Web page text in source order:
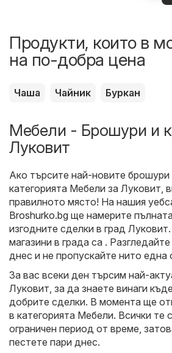
Продукти, които в
на по-добра цена
Чаша Чайник Буркан
Мебели - Брошури и
Луковит
Ако търсите най-новите брошури
категорията Мебели за Луковит,
правилното място! На нашия
Broshurko.bg ще намерите
изгодните сделки в град
магазини в града са .
днес и не пропускайте нито една
За вас всеки ден търсим най-
Луковит, за да знаете винаги
добрите сделки. В момента ще
в категорията Мебели. Всички те
ограничен период от време,
пестете пари днес.